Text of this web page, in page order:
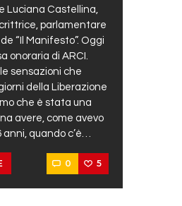
Luciana Castellina,
parlamentare
“Il Manifesto”. Oggi
onoraria di ARCI.
sensazioni che
della Liberazione
che è stata una
avere, come avevo
anni, quando c’è…
0 5